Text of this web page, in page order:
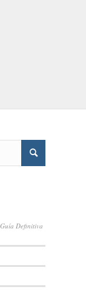
Definitiva